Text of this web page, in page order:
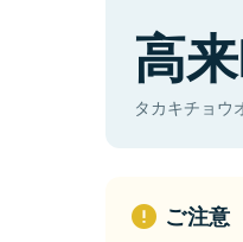
高
タカキチョウ
ご注意